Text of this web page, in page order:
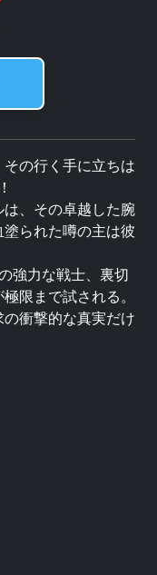
の行く手に立ちは
、その卓越した腕
られた噂の主は彼
強力な戦士、裏切
限まで試される。
衝撃的な真実だけ